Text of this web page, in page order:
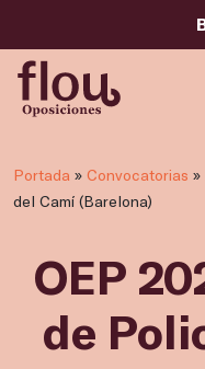
Portada » Convocatorias »
del Camí (Barelona)
OEP
de